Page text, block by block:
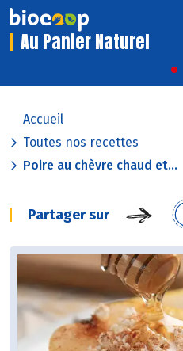
Au Panier Naturel
Accueil
Toutes nos recettes
Poire au chèvre chaud et...
Partager sur